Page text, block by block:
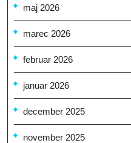
maj 2026
marec 2026
februar 2026
januar 2026
december 2025
november 2025